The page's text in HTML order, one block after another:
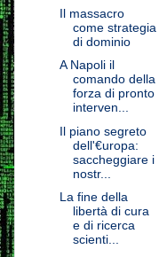
Il massacro
come strategia
di dominio
A Napoli il
comando della
forza di pronto
interven...
Il piano segreto
dell'€uropa:
saccheggiare i
nostr...
La fine della
libertà di cura
e di ricerca
scienti...